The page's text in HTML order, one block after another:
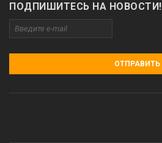
ПОДПИШИТЕСЬ НА НОВОСТИ!
ОТПРАВИТЬ